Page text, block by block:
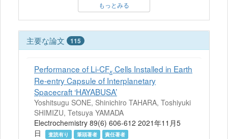
もっとみる
主要な論文 115
Performance of Li-CFx Cells Installed in Earth
Re-entry Capsule of Interplanetary
Spacecraft ‘HAYABUSA’
Yoshitsugu SONE, Shinichiro TAHARA, Toshiyuki
SHIMIZU, Tetsuya YAMADA
Electrochemistry 89(6) 606-612 2021年11月5
日
査読有り 筆頭著者 責任著者